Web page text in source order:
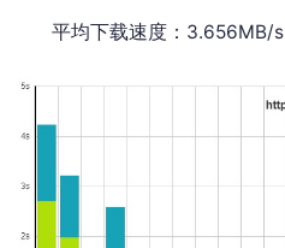
平均下载速度：3.656MB/s